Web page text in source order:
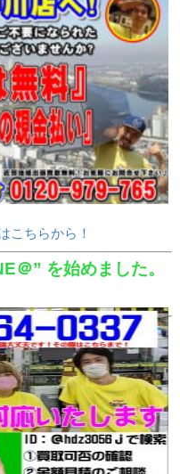
こちらから！
＠” を始めました。